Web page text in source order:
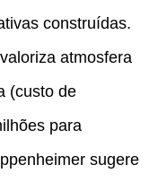
construídas.
atmosfera
(custo de
para
sugere